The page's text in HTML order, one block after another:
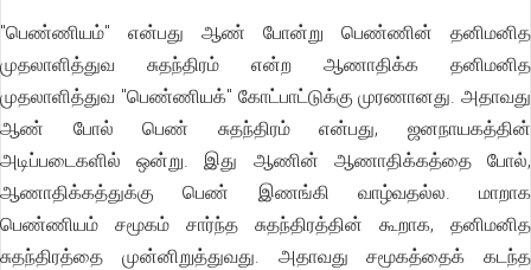
"பெண்ணியம்" என்பது ஆண் போன்று பெண்ணின் தனிமனித
முதலாளித்துவ சுதந்திரம் என்ற ஆணாதிக்க தனிமனித
முதலாளித்துவ "பெண்ணியக்" கோட்பாட்டுக்கு முரணானது. அதாவது
ஆண் போல் பெண் சுதந்திரம் என்பது, ஜனநாயகத்தின்
அடிப்படைகளில் ஒன்று. இது ஆணின் ஆணாதிக்கத்தை போல்,
ஆணாதிக்கத்துக்கு பெண் இணங்கி வாழ்வதல்ல. மாறாக
பெண்ணியம் சமூகம் சார்ந்த சுதந்திரத்தின் கூறாக, தனிமனித
சுதந்திரத்தை முன்னிறுத்துவது. அதாவது சமூகத்தைக் கடந்த